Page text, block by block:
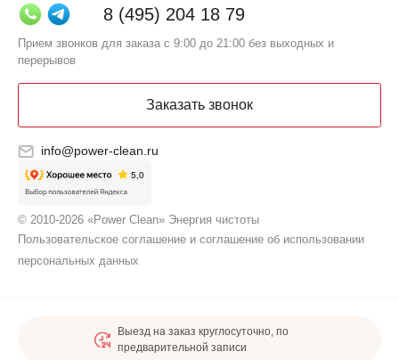
8 (495) 204 18 79
Прием звонков для заказа с 9:00 до 21:00 без выходных и
перерывов
Заказать звонок
info@power-clean.ru
© 2010-2026 «Power Clean» Энергия чистоты
Пользовательское соглашение и соглашение об использовании
персональных данных
Выезд на заказ круглосуточно, по
предварительной записи